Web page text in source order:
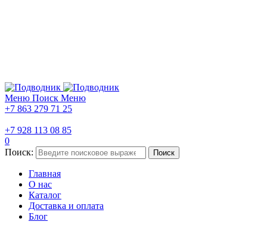
Меню Поиск Меню
+7 863 279 71 25
+7 928 113 08 85
0
Поиск:
Поиск
Главная
О нас
Каталог
Доставка и оплата
Блог